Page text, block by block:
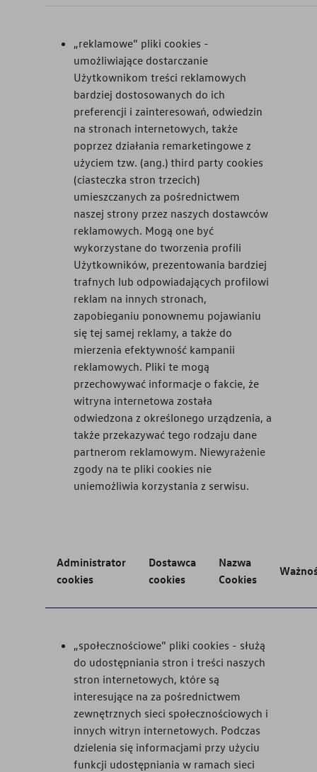
„reklamowe” pliki cookies -
umożliwiające dostarczanie
Użytkownikom treści reklamowych
bardziej dostosowanych do ich
preferencji i zainteresowań, odwiedzin
na stronach internetowych, także
poprzez działania remarketingowe z
użyciem tzw. (ang.) third party cookies
(ciasteczka stron trzecich)
umieszczanych za pośrednictwem
naszej strony przez naszych dostawców
reklamowych. Mogą one być
wykorzystane do tworzenia profili
Użytkowników, prezentowania bardziej
trafnych lub odpowiadających profilowi
reklam na innych stronach,
zapobieganiu ponownemu pojawianiu
się tej samej reklamy, a także do
mierzenia efektywność kampanii
reklamowych. Pliki te mogą
przechowywać informacje o fakcie, że
witryna internetowa została
odwiedzona z określonego urządzenia, a
także przekazywać tego rodzaju dane
partnerom reklamowym. Niewyrażenie
zgody na te pliki cookies nie
uniemożliwia korzystania z serwisu.
Administrator
cookies
Dostawca
cookies
Nazwa
Cookies
„społecznościowe” pliki cookies - służą
do udostępniania stron i treści naszych
stron internetowych, które są
interesujące na za pośrednictwem
zewnętrznych sieci społecznościowych i
innych witryn internetowych. Podczas
dzielenia się informacjami przy użyciu
funkcji udostępniania w ramach sieci